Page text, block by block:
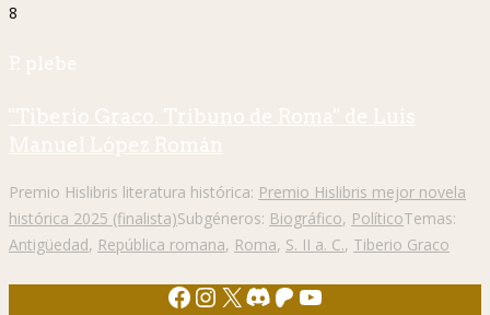
8
P. plebe
"Tiberio Graco. Tribuno de Roma" de Luis
Manuel López Román
Premio Hislibris literatura histórica: Premio Hislibris mejor novela
histórica 2025 (finalista)Subgéneros: Biográfico, PolíticoTemas:
Antigüedad, República romana, Roma, S. II a. C., Tiberio Graco
Facebook
Instagram
X Discord
Patreon
YouTube